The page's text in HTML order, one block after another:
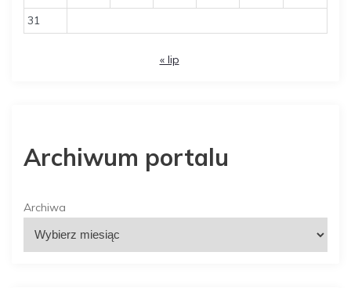
31
« lip
Archiwum portalu
Archiwa